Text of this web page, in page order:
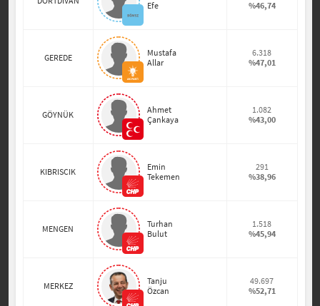
Efe
%46,74
GEREDE
Mustafa
Allar
6.318
%47,01
GÖYNÜK
Ahmet
Çankaya
1.082
%43,00
KIBRISCIK
Emin
Tekemen
291
%38,96
MENGEN
Turhan
Bulut
1.518
%45,94
MERKEZ
Tanju
Özcan
49.697
%52,71